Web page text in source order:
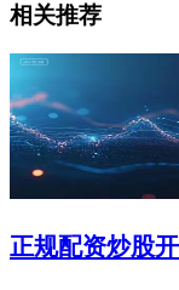
相关推荐
正规配资炒股